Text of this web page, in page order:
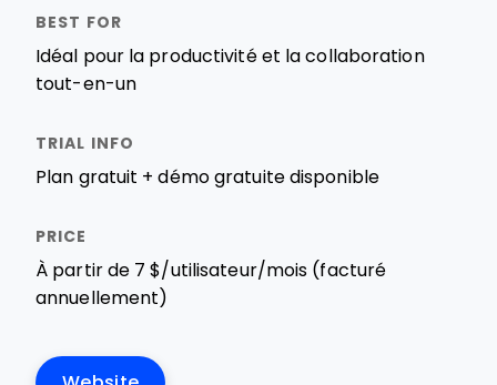
Idéal pour la productivité et la collaboration
tout-en-un
Plan gratuit + démo gratuite disponible
À partir de 7 $/utilisateur/mois (facturé
annuellement)